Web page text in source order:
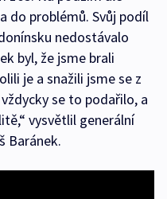
do problémů. Svůj podíl
nedostávalo
byl, že jsme brali
je a snažili jsme se z
se to podařilo, a
vysvětlil generální
Baránek.